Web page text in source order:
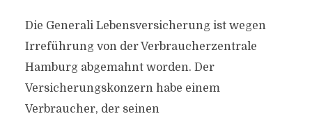
Die Generali Lebensversicherung ist wegen
Irreführung von der Verbraucherzentrale
Hamburg abgemahnt worden. Der
Versicherungskonzern habe einem
Verbraucher, der seinen